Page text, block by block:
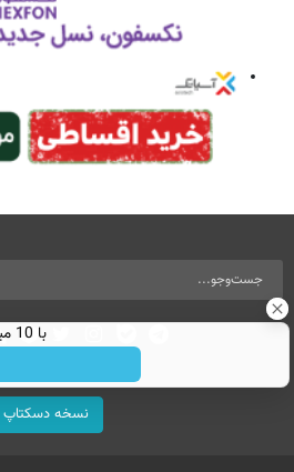
نسخه دسکتاپ
با 10 میلیون شروع کن!